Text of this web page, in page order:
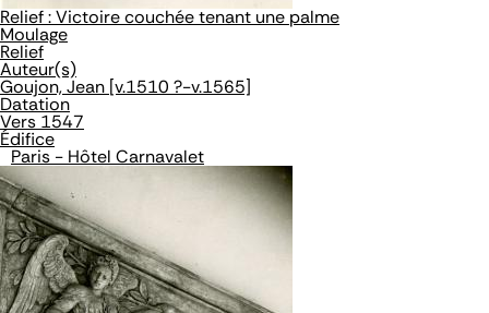
Relief : Victoire couchée tenant une palme
Moulage
Relief
Auteur(s)
Goujon, Jean [v.1510 ?-v.1565]
Datation
Vers 1547
Édifice
Paris - Hôtel Carnavalet